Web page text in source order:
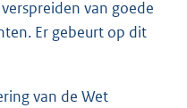
van goede
Er gebeurt op dit
van de Wet